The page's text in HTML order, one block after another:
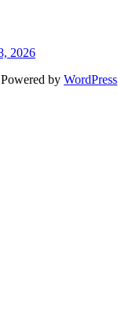
2026
by WordPress